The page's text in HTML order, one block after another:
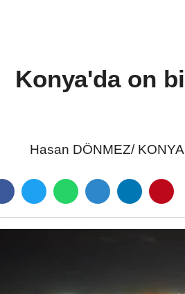
Konya'da on
Hasan DÖNMEZ/